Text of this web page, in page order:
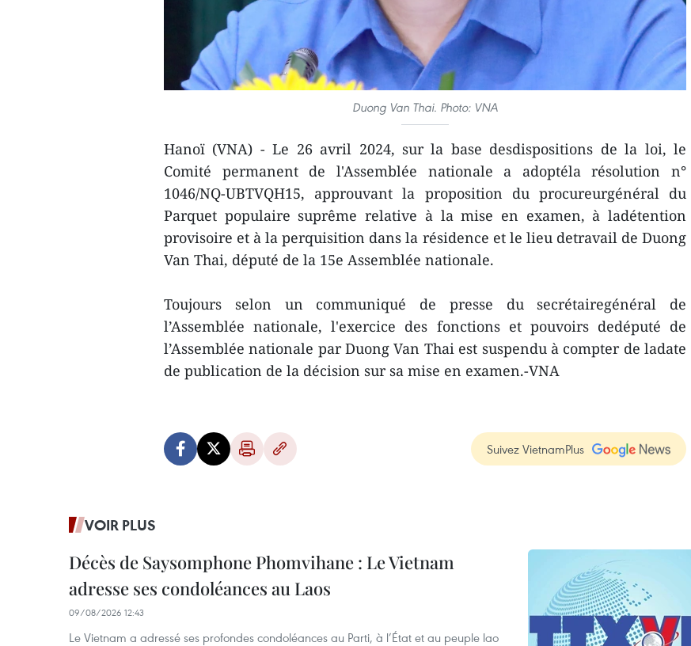
Duong Van Thai. Photo: VNA
Hanoï (VNA) - Le 26 avril 2024, sur la base desdispositions de la loi, le
Comité permanent de l'Assemblée nationale a adoptéla résolution n°
1046/NQ-UBTVQH15, approuvant la proposition du procureurgénéral du
Parquet populaire suprême relative à la mise en examen, à ladétention
provisoire et à la perquisition dans la résidence et le lieu detravail de Duong
Van Thai, député de la 15e Assemblée nationale.
Toujours selon un communiqué de presse du secrétairegénéral de
l’Assemblée nationale, l'exercice des fonctions et pouvoirs dedéputé de
l’Assemblée nationale par Duong Van Thai est suspendu à compter de ladate
de publication de la décision sur sa mise en examen.-VNA
Suivez VietnamPlus
VOIR PLUS
Décès de Saysomphone Phomvihane : Le Vietnam
adresse ses condoléances au Laos
09/08/2026 12:43
Le Vietnam a adressé ses profondes condoléances au Parti, à l’État et au peuple lao